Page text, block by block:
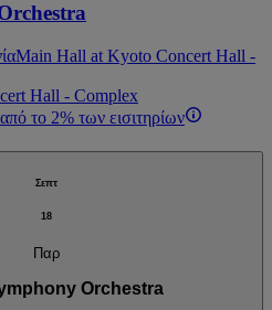
Main Hall at Kyoto Concert Hall -
Hall - Complex
το 2% των εισιτηρίων
Σεπτ
18
Παρ
Orchestra